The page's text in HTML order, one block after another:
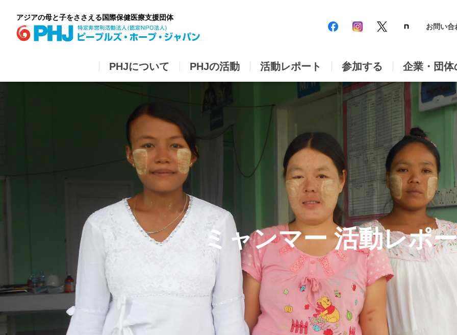
content
アジアの母と子をささえる国際保健医療支援団体
PHJについて PHJの活動 活動レポート 参加する 企業・団体
お問い合
ミャンマー 活動レポ